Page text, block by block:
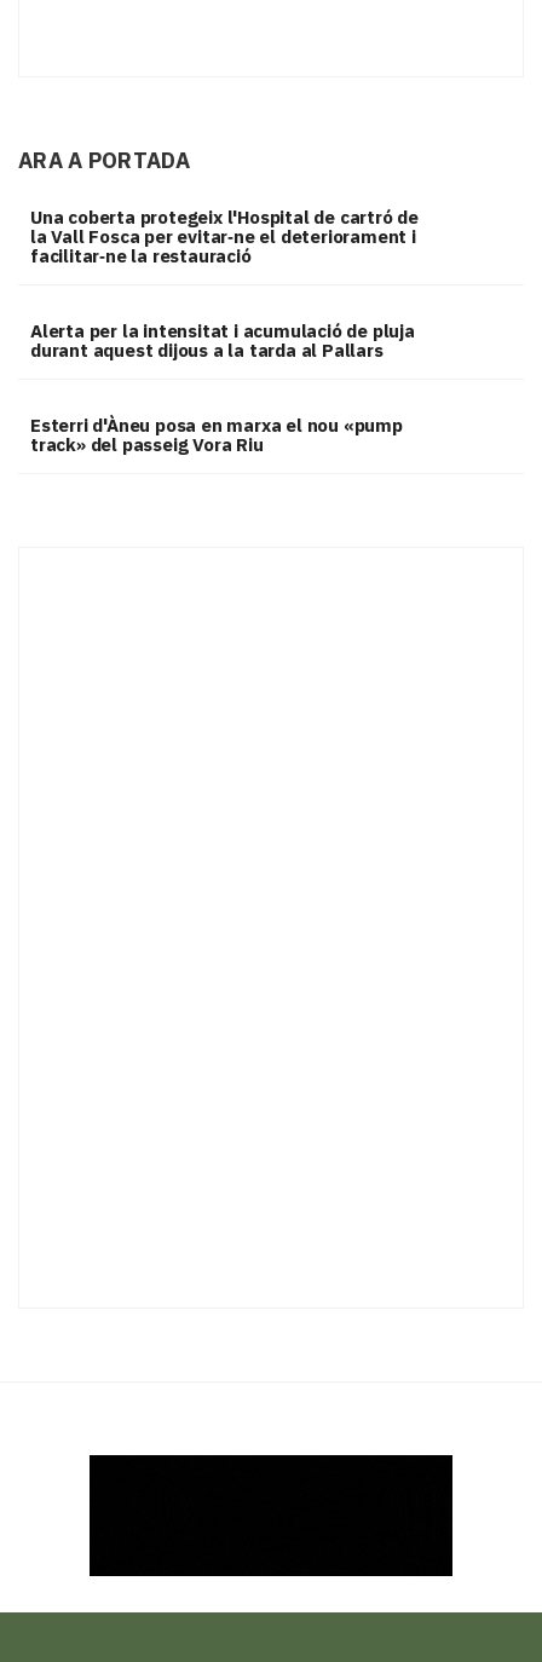
ARA A PORTADA
Una coberta protegeix l'Hospital de cartró de
la Vall Fosca per evitar‑ne el deteriorament i
facilitar‑ne la restauració
Alerta per la intensitat i acumulació de pluja
durant aquest dijous a la tarda al Pallars
Esterri d'Àneu posa en marxa el nou «pump
track» del passeig Vora Riu